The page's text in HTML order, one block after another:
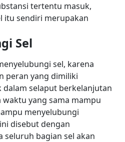
tertentu masuk,
itu sendiri merupakan
Sel
sel, karena
peran yang dimiliki
selaput berkelanjutan
yang sama mampu
menyelubungi
disebut dengan
seluruh bagian sel akan